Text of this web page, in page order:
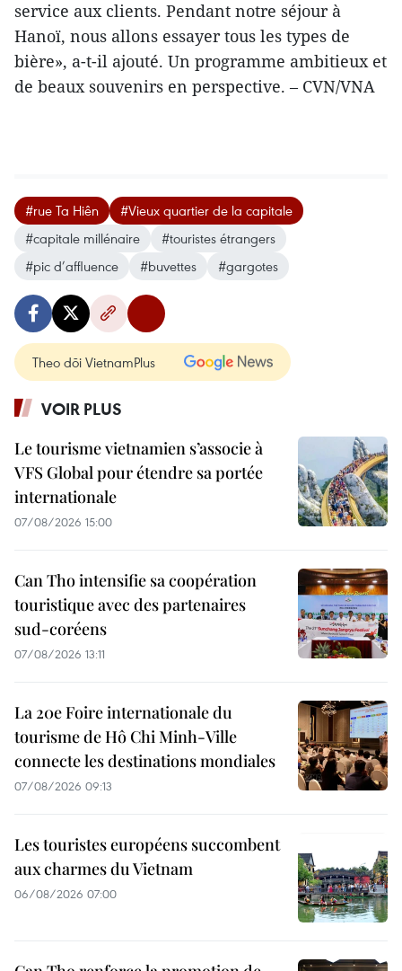
service aux clients. Pendant notre séjour à
Hanoï, nous allons essayer tous les types de
bière», a-t-il ajouté. Un programme ambitieux et
de beaux souvenirs en perspective. – CVN/VNA
#rue Ta Hiên
#Vieux quartier de la capitale
#capitale millénaire
#touristes étrangers
#pic d’affluence
#buvettes #gargotes
Theo dõi VietnamPlus
VOIR PLUS
Le tourisme vietnamien s’associe à
VFS Global pour étendre sa portée
internationale
07/08/2026 15:00
Can Tho intensifie sa coopération
touristique avec des partenaires
sud-coréens
07/08/2026 13:11
La 20e Foire internationale du
tourisme de Hô Chi Minh-Ville
connecte les destinations mondiales
07/08/2026 09:13
Les touristes européens succombent
aux charmes du Vietnam
06/08/2026 07:00